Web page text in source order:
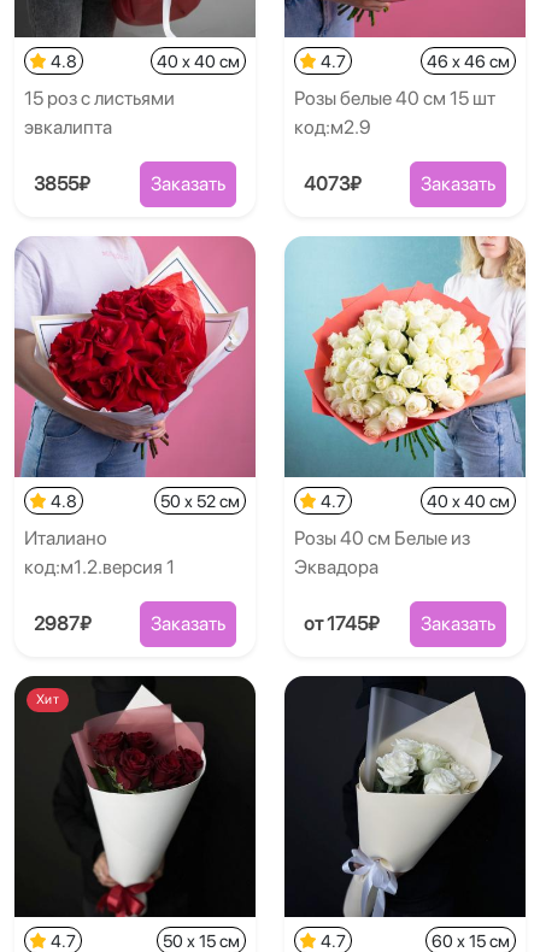
4.8 40 x 40 см
15 роз с листьями
эвкалипта
3855₽ Заказать
4.7 46 x 46 см
Розы белые 40 см 15 шт
код:м2.9
4073₽ Заказать
4.8 50 x 52 см
Италиано
код:м1.2.версия 1
2987₽ Заказать
4.7 40 x 40 см
Розы 40 см Белые из
Эквадора
от 1745₽ Заказать
Хит
4.7 50 x 15 см 4.7 60 x 15 см